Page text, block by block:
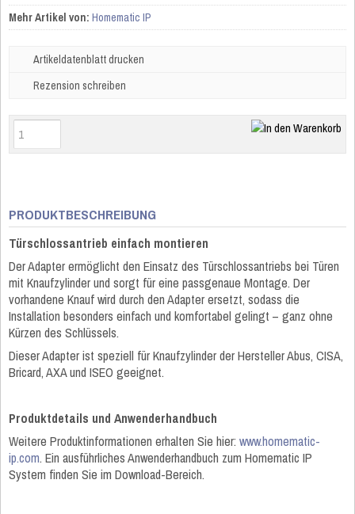
Mehr Artikel von: Homematic IP
Artikeldatenblatt drucken
Rezension schreiben
PRODUKTBESCHREIBUNG
Türschlossantrieb einfach montieren
Der Adapter ermöglicht den Einsatz des Türschlossantriebs bei Türen
mit Knaufzylinder und sorgt für eine passgenaue Montage. Der
vorhandene Knauf wird durch den Adapter ersetzt, sodass die
Installation besonders einfach und komfortabel gelingt – ganz ohne
Kürzen des Schlüssels.
Dieser Adapter ist speziell für Knaufzylinder der Hersteller Abus, CISA,
Bricard, AXA und ISEO geeignet.
Produktdetails und Anwenderhandbuch
Weitere Produktinformationen erhalten Sie hier: www.homematic-
ip.com. Ein ausführliches Anwenderhandbuch zum Homematic IP
System finden Sie im Download-Bereich.